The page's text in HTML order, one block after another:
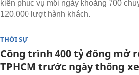
kiến phục vụ mỗi ngày khoảng 700
120.000 lượt hành khách.
THỜI SỰ
Công trình 400 tỷ đồng mở
TPHCM trước ngày thông xe